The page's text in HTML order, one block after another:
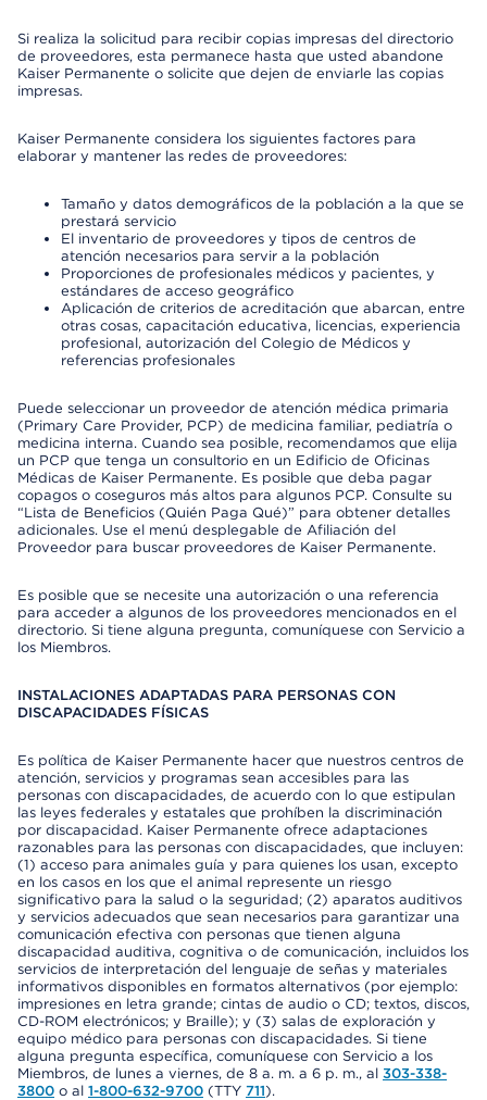
Si realiza la solicitud para recibir copias impresas del directorio
de proveedores, esta permanece hasta que usted abandone
Kaiser Permanente o solicite que dejen de enviarle las copias
impresas.
Kaiser Permanente considera los siguientes factores para
elaborar y mantener las redes de proveedores:
Tamaño y datos demográficos de la población a la que se
prestará servicio
El inventario de proveedores y tipos de centros de
atención necesarios para servir a la población
Proporciones de profesionales médicos y pacientes, y
estándares de acceso geográfico
Aplicación de criterios de acreditación que abarcan, entre
otras cosas, capacitación educativa, licencias, experiencia
profesional, autorización del Colegio de Médicos y
referencias profesionales
Puede seleccionar un proveedor de atención médica primaria
(Primary Care Provider, PCP) de medicina familiar, pediatría o
medicina interna. Cuando sea posible, recomendamos que elija
un PCP que tenga un consultorio en un Edificio de Oficinas
Médicas de Kaiser Permanente. Es posible que deba pagar
copagos o coseguros más altos para algunos PCP. Consulte su
“Lista de Beneficios (Quién Paga Qué)” para obtener detalles
adicionales. Use el menú desplegable de Afiliación del
Proveedor para buscar proveedores de Kaiser Permanente.
Es posible que se necesite una autorización o una referencia
para acceder a algunos de los proveedores mencionados en el
directorio. Si tiene alguna pregunta, comuníquese con Servicio a
los Miembros.
INSTALACIONES ADAPTADAS PARA PERSONAS CON
DISCAPACIDADES FÍSICAS
Es política de Kaiser Permanente hacer que nuestros centros de
atención, servicios y programas sean accesibles para las
personas con discapacidades, de acuerdo con lo que estipulan
las leyes federales y estatales que prohíben la discriminación
por discapacidad. Kaiser Permanente ofrece adaptaciones
razonables para las personas con discapacidades, que incluyen:
(1) acceso para animales guía y para quienes los usan, excepto
en los casos en los que el animal represente un riesgo
significativo para la salud o la seguridad; (2) aparatos auditivos
y servicios adecuados que sean necesarios para garantizar una
comunicación efectiva con personas que tienen alguna
discapacidad auditiva, cognitiva o de comunicación, incluidos los
servicios de interpretación del lenguaje de señas y materiales
informativos disponibles en formatos alternativos (por ejemplo:
impresiones en letra grande; cintas de audio o CD; textos, discos,
CD-ROM electrónicos; y Braille); y (3) salas de exploración y
equipo médico para personas con discapacidades. Si tiene
alguna pregunta específica, comuníquese con Servicio a los
Miembros, de lunes a viernes, de 8 a. m. a 6 p. m., al 303-338-
3800 o al 1-800-632-9700 (TTY 711).